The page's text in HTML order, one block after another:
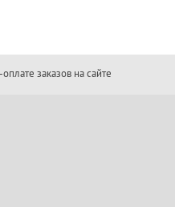
заказов на сайте